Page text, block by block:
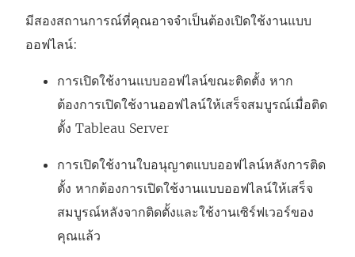
มีสองสถานการณ์ที่คุณอาจจำเป็นต้องเปิดใช้งานแบบ
ออฟไลน์:
การเปิดใช้งานแบบออฟไลน์ขณะติดตั้ง หาก
ต้องการเปิดใช้งานออฟไลน์ให้เสร็จสมบูรณ์เมื่อติด
ตั้ง Tableau Server
การเปิดใช้งานใบอนุญาตแบบออฟไลน์หลังการติด
ตั้ง หากต้องการเปิดใช้งานแบบออฟไลน์ให้เสร็จ
สมบูรณ์หลังจากติดตั้งและใช้งานเซิร์ฟเวอร์ของ
คุณแล้ว